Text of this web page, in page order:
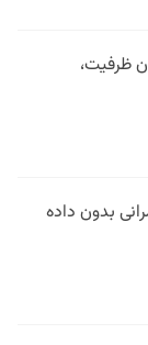
ظرفیت،
بدون داده